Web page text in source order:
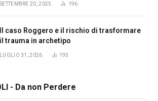
SETTEMBRE 20, 2025 196
Il caso Roggero e il rischio di trasformare
il trauma in archetipo
LUGLIO 31, 2026 195
- Da non Perdere